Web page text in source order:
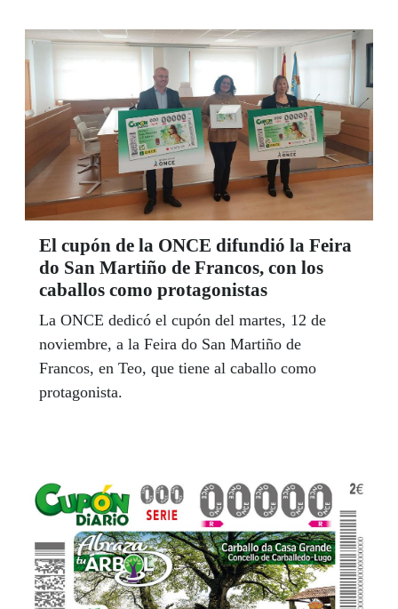
El cupón de la ONCE difundió la Feira
do San Martiño de Francos, con los
caballos como protagonistas
La ONCE dedicó el cupón del martes, 12 de
noviembre, a la Feira do San Martiño de
Francos, en Teo, que tiene al caballo como
protagonista.